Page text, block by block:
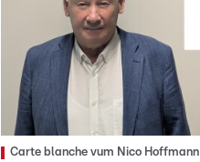
Carte blanche vum Nico Hoffmann